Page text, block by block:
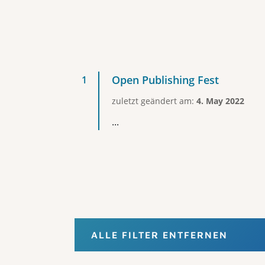
Open Publishing Fest
zuletzt geändert am: 4. May 2022
...
ALLE FILTER ENTFERNEN